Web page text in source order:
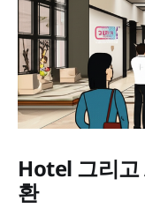
Hotel 그리고
환